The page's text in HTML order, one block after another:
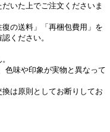
いた上でご注文くださいま
の送料」「再梱包費用」を
ください。
色味や印象が実物と異なって
は原則としてお断りしてお